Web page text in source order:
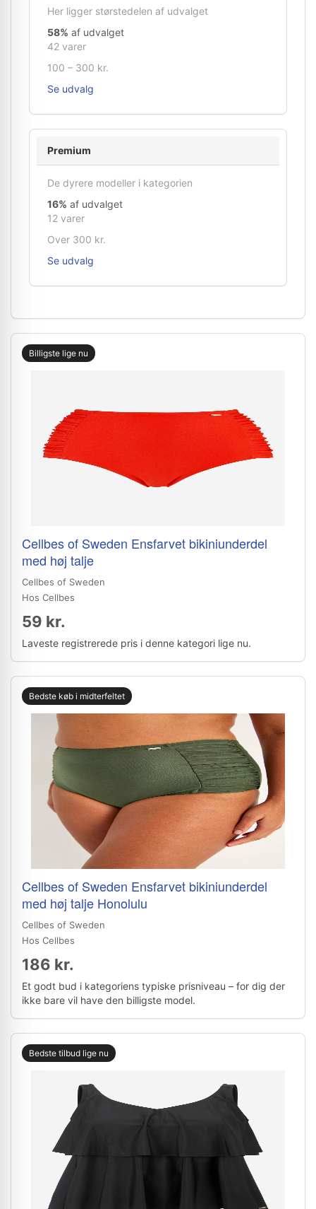
Her ligger størstedelen af udvalget
58% af udvalget
42 varer
100 – 300 kr.
Se udvalg
Premium
De dyrere modeller i kategorien
16% af udvalget
12 varer
Over 300 kr.
Se udvalg
Billigste lige nu
Cellbes of Sweden Ensfarvet bikiniunderdel
med høj talje
Cellbes of Sweden
Hos Cellbes
59 kr.
Laveste registrerede pris i denne kategori lige nu.
Bedste køb i midterfeltet
Cellbes of Sweden Ensfarvet bikiniunderdel
med høj talje Honolulu
Cellbes of Sweden
Hos Cellbes
186 kr.
Et godt bud i kategoriens typiske prisniveau – for dig der
ikke bare vil have den billigste model.
Bedste tilbud lige nu